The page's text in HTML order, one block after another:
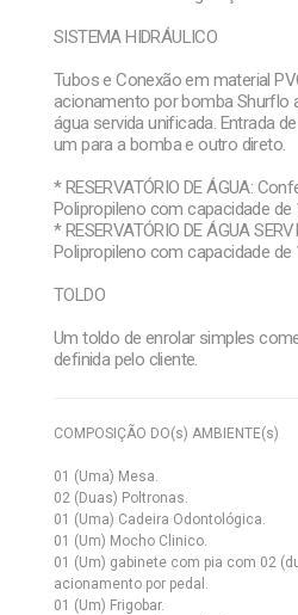
SISTEMA HIDRÁULICO
Tubos e Conexão em material
acionamento por bomba Shurflo
água servida unificada. Entrada
um para a bomba e outro direto.
* RESERVATÓRIO DE ÁGUA:
Polipropileno com capacidade de
* RESERVATÓRIO DE ÁGUA
Polipropileno com capacidade de
TOLDO
Um toldo de enrolar simples
definida pelo cliente.
COMPOSIÇÃO DO(s) AMBIENTE(s)
01 (Uma) Mesa.
02 (Duas) Poltronas.
01 (Uma) Cadeira Odontológica.
01 (Um) Mocho Clinico.
01 (Um) gabinete com pia com 02
acionamento por pedal.
01 (Um) Frigobar.